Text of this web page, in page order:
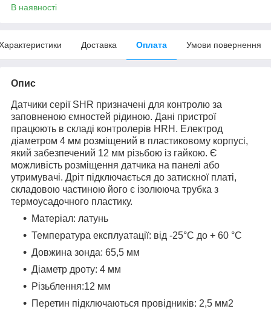
В наявності
Доставка Оплата Умови повернення
Опис
Датчики серії SHR призначені для контролю за
заповненою ємностей рідиною. Дані пристрої
працюють в складі контролерів HRH. Електрод
діаметром 4 мм розміщений в пластиковому корпусі,
який забезпечений 12 мм різьбою із гайкою. Є
можливість розміщення датчика на панелі або
утримувачі. Дріт підключається до затискної платі,
складовою частиною його є ізолююча трубка з
термоусадочного пластику.
Матеріал: латунь
Температура експлуатації: від -25°C до + 60 °C
Довжина зонда: 65,5 мм
Діаметр дроту: 4 мм
Різьблення:12 мм
Перетин підключаються провідників: 2,5 мм2